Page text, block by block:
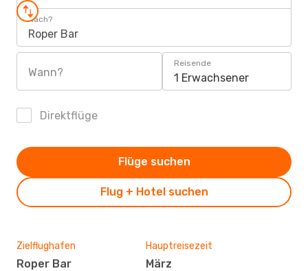
Nach?
Roper Bar
Wann?
Reisende
1 Erwachsener
Direktflüge
Flug + Hotel suchen
Flüge suchen
Zielflughafen
Roper Bar
Hauptreisezeit
März